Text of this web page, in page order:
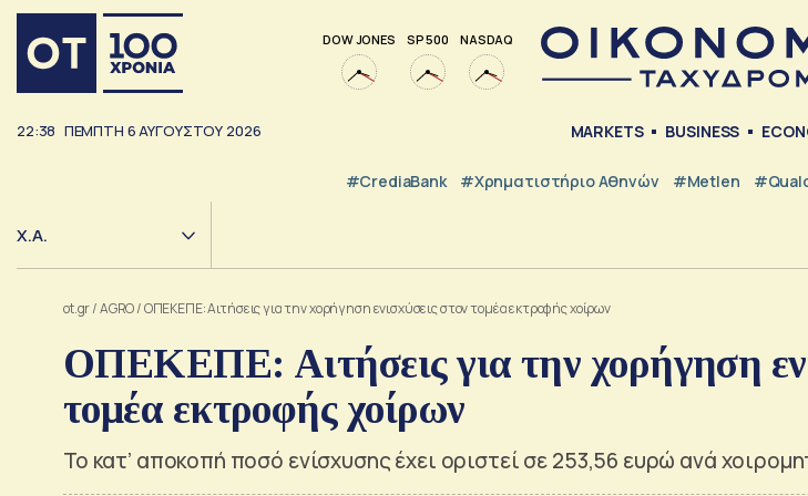
DOW JONES SP 500 NASDAQ
22:38 ΠΈΜΠΤΗ 6ΑΥΓΟΎΣΤΟΥ 2026 MARKETS BUSINESS
#CrediaBank #Χρηματιστήριο Αθηνών #metlen
Χ.Α.
ot.gr/AGRO/ΟΠΕΚΕΠΕ: Αιτήσεις για την χορήγηση ενισχύσεις στον τομέα εκτροφής χοίρων
ΟΠΕΚΕΠΕ: Αιτήσεις για την χορήγηση
τομέα εκτροφής χοίρων
Το κατ’ αποκοπή ποσό ενίσχυσης έχει οριστεί σε 253,56 ευρώ ανά